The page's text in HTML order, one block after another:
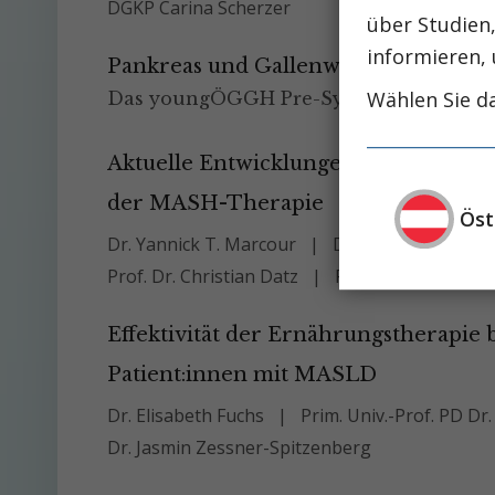
DGKP Carina Scherzer
Pankreas und Gallenwege im Fokus:
Das youngÖGGH Pre-Symposium 2026
Aktuelle Entwicklungen und
der MASH-Therapie
Dr. Yannick T. Marcour
DDr. Georg
Prof. Dr. Christian Datz
Prof. Dr. med.
Effektivität der Ernährungstherapie
Patient:innen mit MASLD
Dr. Elisabeth Fuchs
Prim. Univ.-Prof. PD
Dr. Jasmin Zessner-Spitzenberg
über
informieren,
Wählen Sie